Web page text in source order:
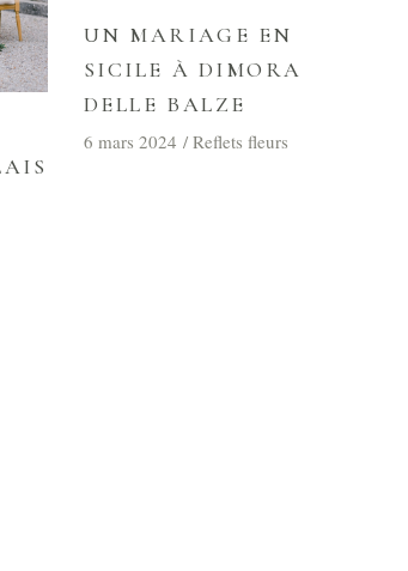
UN MARIAGE EN
SICILE À DIMORA
DELLE BALZE
6 mars 2024 Reflets fleurs